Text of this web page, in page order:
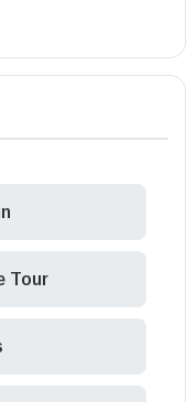
Tour